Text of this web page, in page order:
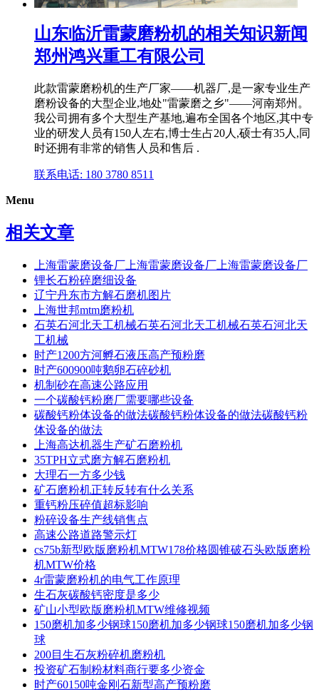
山东临沂雷蒙磨粉机的相关知识新闻
郑州鸿兴重工有限公司
此款雷蒙磨粉机的生产厂家——机器厂,是一家专业生产
磨粉设备的大型企业,地处"雷蒙磨之乡"——河南郑州。
我公司拥有多个大型生产基地,遍布全国各个地区,其中专
业的研发人员有150人左右,博士生占20人,硕士有35人,同
时还拥有非常的销售人员和售后 .
联系电话: 180 3780 8511
Menu
相关文章
上海雷蒙磨设备厂上海雷蒙磨设备厂上海雷蒙磨设备厂
锂长石粉碎磨细设备
辽宁丹东市方解石磨机图片
上海世邦mtm磨粉机
石英石河北天工机械石英石河北天工机械石英石河北天
工机械
时产1200方河孵石液压高产预粉磨
时产600900吨鹅卵石碎砂机
机制砂在高速公路应用
一个碳酸钙粉磨厂需要哪些设备
碳酸钙粉体设备的做法碳酸钙粉体设备的做法碳酸钙粉
体设备的做法
上海高达机器生产矿石磨粉机
35TPH立式磨方解石磨粉机
大理石一方多少钱
矿石磨粉机正转反转有什么关系
重钙粉压碎值超标影响
粉碎设备生产线销售点
高速公路道路警示灯
cs75b新型欧版磨粉机MTW178价格圆锥破石头欧版磨粉
机MTW价格
4r雷蒙磨粉机的电气工作原理
生石灰碳酸钙密度是多少
矿山小型欧版磨粉机MTW维修视频
150磨机加多少钢球150磨机加多少钢球150磨机加多少钢
球
200目生石灰粉碎机磨粉机
投资矿石制粉材料商行要多少资金
时产60150吨金刚石新型高产预粉磨